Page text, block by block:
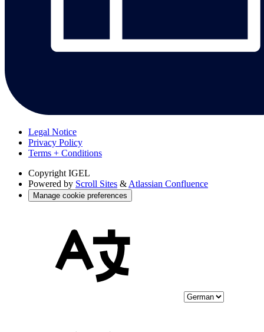
Legal Notice
Privacy Policy
Terms + Conditions
Copyright IGEL
Powered by Scroll Sites & Atlassian Confluence
Manage cookie preferences